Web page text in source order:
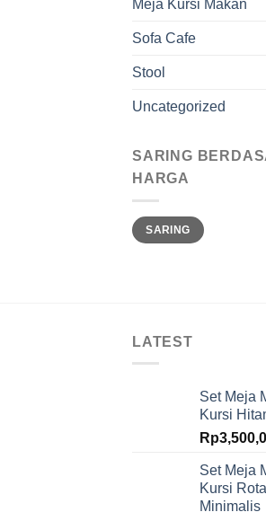
Meja Kursi Makan
Sofa Cafe
Stool
Uncategorized
SARING
HARGA
Harga
terendah
Harga
tertinggi
SARING
LATEST
Set Meja
Kursi
Rp
Set Meja
Kursi
Minimalis